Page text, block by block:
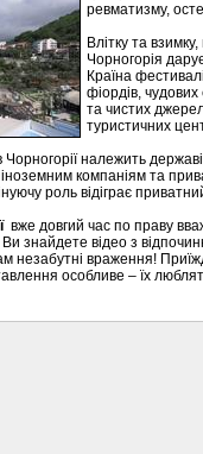
ревматизму,
Влітку та
Чорногорія
Країна
фіордів, чудових
та чистих
туристичних
належить
компаніям та
роль відіграє
вже довгий час по праву
Ви знайдете відео з
незабутні враження!
особливе – їх